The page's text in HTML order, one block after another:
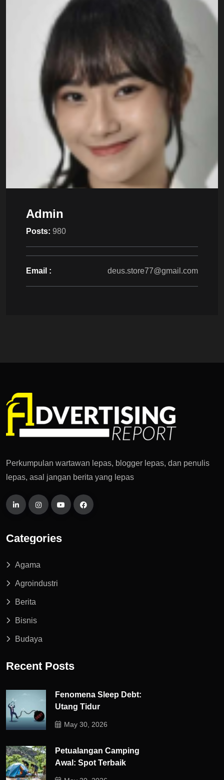
Admin
Posts: 980
Email : deus.store77@gmail.com
Perkumpulan wartawan lepas, blogger lepas, dan penulis
lepas, asal jangan berita yang lepas
Categories
Agama
Agroindustri
Berita
Bisnis
Budaya
Recent Posts
Fenomena Sleep Debt:
Utang Tidur
May 30, 2026
Petualangan Camping
Awal: Spot Terbaik